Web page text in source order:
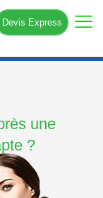
Devis Express
une
?